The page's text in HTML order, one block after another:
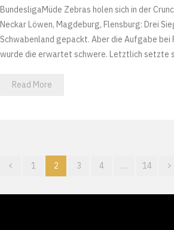
BundesligaMüde Zebras holen sich in der
Neckar Löwen, Magdeburg, Flensburg: Drei
Schwabenland gepackt. Aber die Aufgabe
wurde die erwartet schwere. Letztlich setzte
Read More
1 2 3 4 … 14